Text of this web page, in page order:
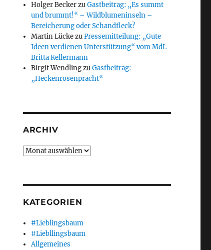
Holger BeckerzuGastbeitrag: „Es summt
und brummt!“ – Wildblumeninseln –
Bereicherung oder Schandfleck?
Martin LückezuPressemitteilung: „Gute
Ideen verdienen Unterstützung“ vom MdL
Britta Kellermann
Birgit WendlingzuGastbeitrag:
„Heckenrosenpracht“
ARCHIV
Archiv
KATEGORIEN
#Lieblingsbaum
#Liebllingsbaum
Allgemeines